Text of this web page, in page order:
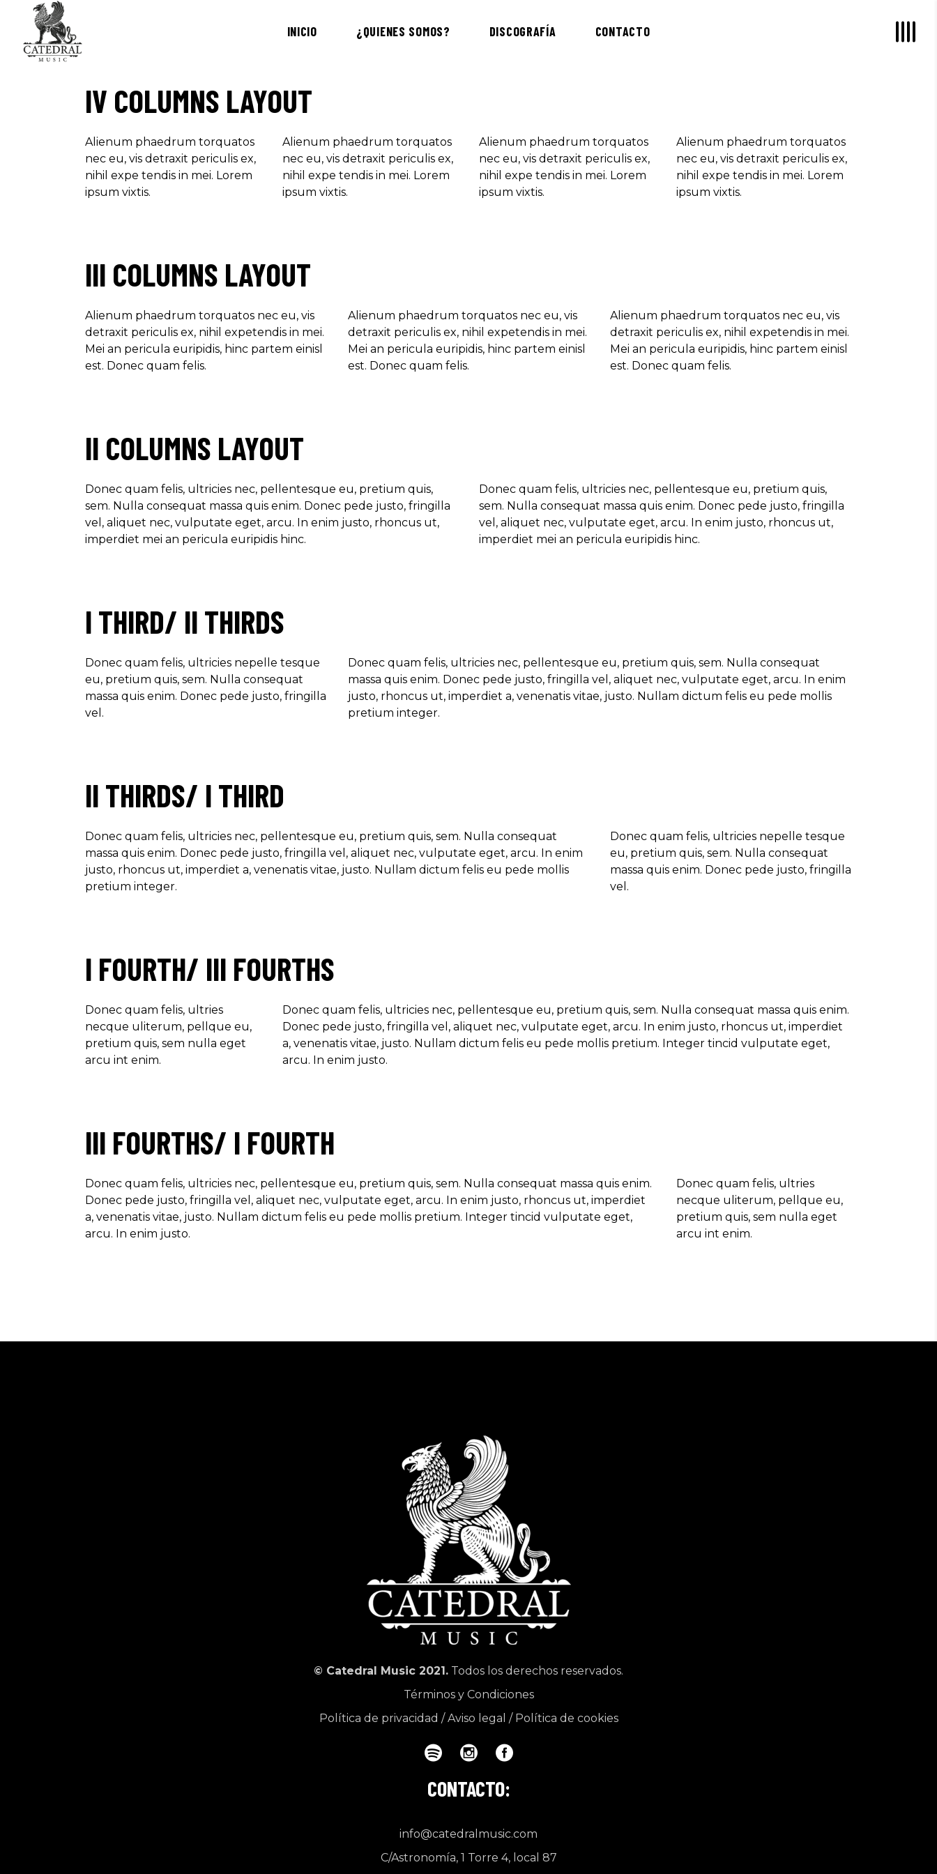
INICIO ¿QUIENES SOMOS? DISCOGRAFÍA CONTACTO
IV COLUMNS LAYOUT
Alienum phaedrum torquatos
nec eu, vis detraxit periculis ex,
nihil expe tendis in mei. Lorem
ipsum vixtis.
Alienum phaedrum torquatos
nec eu, vis detraxit periculis ex,
nihil expe tendis in mei. Lorem
ipsum vixtis.
Alienum phaedrum torquatos
nec eu, vis detraxit periculis ex,
nihil expe tendis in mei. Lorem
ipsum vixtis.
Alienum phaedrum torquatos
nec eu, vis detraxit periculis ex,
nihil expe tendis in mei. Lorem
ipsum vixtis.
III COLUMNS LAYOUT
Alienum phaedrum torquatos nec eu, vis
detraxit periculis ex, nihil expetendis in mei.
Mei an pericula euripidis, hinc partem einisl
est. Donec quam felis.
Alienum phaedrum torquatos nec eu, vis
detraxit periculis ex, nihil expetendis in mei.
Mei an pericula euripidis, hinc partem einisl
est. Donec quam felis.
Alienum phaedrum torquatos nec eu, vis
detraxit periculis ex, nihil expetendis in mei.
Mei an pericula euripidis, hinc partem einisl
est. Donec quam felis.
II COLUMNS LAYOUT
Donec quam felis, ultricies nec, pellentesque eu, pretium quis,
sem. Nulla consequat massa quis enim. Donec pede justo, fringilla
vel, aliquet nec, vulputate eget, arcu. In enim justo, rhoncus ut,
imperdiet mei an pericula euripidis hinc.
Donec quam felis, ultricies nec, pellentesque eu, pretium quis,
sem. Nulla consequat massa quis enim. Donec pede justo, fringilla
vel, aliquet nec, vulputate eget, arcu. In enim justo, rhoncus ut,
imperdiet mei an pericula euripidis hinc.
I THIRD/ II THIRDS
Donec quam felis, ultricies nepelle tesque
eu, pretium quis, sem. Nulla consequat
massa quis enim. Donec pede justo, fringilla
vel.
Donec quam felis, ultricies nec, pellentesque eu, pretium quis, sem. Nulla consequat
massa quis enim. Donec pede justo, fringilla vel, aliquet nec, vulputate eget, arcu. In enim
justo, rhoncus ut, imperdiet a, venenatis vitae, justo. Nullam dictum felis eu pede mollis
pretium integer.
II THIRDS/ I THIRD
Donec quam felis, ultricies nec, pellentesque eu, pretium quis, sem. Nulla consequat
massa quis enim. Donec pede justo, fringilla vel, aliquet nec, vulputate eget, arcu. In enim
justo, rhoncus ut, imperdiet a, venenatis vitae, justo. Nullam dictum felis eu pede mollis
pretium integer.
Donec quam felis, ultricies nepelle tesque
eu, pretium quis, sem. Nulla consequat
massa quis enim. Donec pede justo, fringilla
vel.
I FOURTH/ III FOURTHS
Donec quam felis, ultries
necque uliterum, pellque eu,
pretium quis, sem nulla eget
arcu int enim.
Donec quam felis, ultricies nec, pellentesque eu, pretium quis, sem. Nulla consequat massa quis enim.
Donec pede justo, fringilla vel, aliquet nec, vulputate eget, arcu. In enim justo, rhoncus ut, imperdiet
a, venenatis vitae, justo. Nullam dictum felis eu pede mollis pretium. Integer tincid vulputate eget,
arcu. In enim justo.
III FOURTHS/ I FOURTH
Donec quam felis, ultricies nec, pellentesque eu, pretium quis, sem. Nulla consequat massa quis enim.
Donec pede justo, fringilla vel, aliquet nec, vulputate eget, arcu. In enim justo, rhoncus ut, imperdiet
a, venenatis vitae, justo. Nullam dictum felis eu pede mollis pretium. Integer tincid vulputate eget,
arcu. In enim justo.
Donec quam felis, ultries
necque uliterum, pellque eu,
pretium quis, sem nulla eget
arcu int enim.
© Catedral Music 2021. Todos los derechos reservados.
Términos y Condiciones
Política de privacidad /Aviso legal / Política de cookies
CONTACTO:
info@catedralmusic.com
C/Astronomía, 1 Torre 4, local 87